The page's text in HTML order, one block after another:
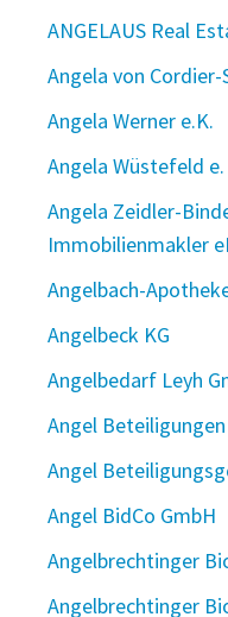
ANGELAUS Real
Angela von
Angela Werner e.K.
Angela Wüstefeld e.
Angela Zeidler-
Immobilienmakler
Angelbach-
Angelbeck KG
Angelbedarf Leyh
Angel
Angel
Angel BidCo GmbH
Angelbrechtinger
Angelbrechtinger